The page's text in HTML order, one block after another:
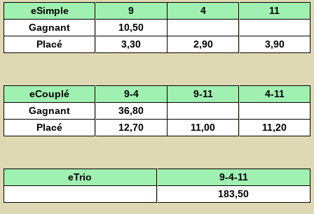
eSimple 9 4
11
Gagnant
10,50
Placé
3,30 2,90 3,90
eCouplé 9-4 9-11
4-11
Gagnant
36,80
Placé
12,70 11,00 11,20
eTrio
9-4-11
183,50